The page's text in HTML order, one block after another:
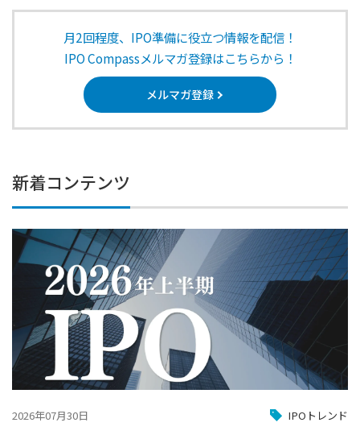
月2回程度、IPO準備に役立つ情報を配信！
IPO Compassメルマガ登録はこちらから！
メルマガ登録
新着コンテンツ
2026年07月30日 IPOトレンド